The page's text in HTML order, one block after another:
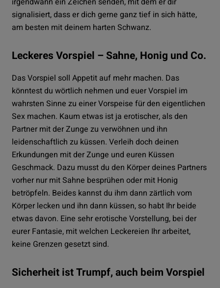
signalisiert, dass er dich gerne ganz tief in sich hätte,
am besten mit deinem harten Schwanz.
Leckeres Vorspiel – Sahne, Honig und Co.
Das Vorspiel soll Appetit auf mehr machen. Das
könntest du wörtlich nehmen und euer Vorspiel im
wahrsten Sinne zu einer Vorspeise für den eigentlichen
Sex machen. Kaum etwas ist ja erotischer, als den
Partner mit der Zunge zu verwöhnen und ihn
leidenschaftlich zu küssen. Verleih doch deinen
Erkundungen mit der Zunge und euren Küssen
Geschmack. Dazu musst du den Körper deines Partners
vorher nur mit Sahne besprühen oder mit Honig
betröpfeln. Beides kannst du ihm dann zärtlich vom
Körper lecken und ihn dann küssen, so habt Ihr beide
etwas davon. Eine sehr erotische Vorstellung, bei der
eurer Fantasie, mit welchen Leckereien Ihr arbeitet,
keine Grenzen gesetzt sind.
Sicherheit ist Trumpf, auch beim Vorspiel